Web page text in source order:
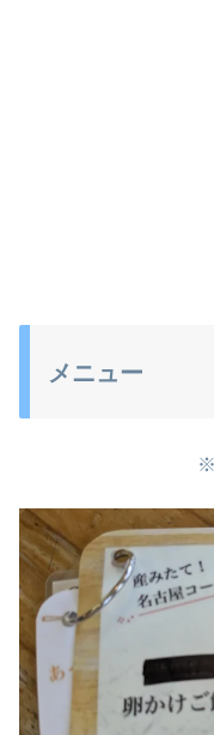
メニュー